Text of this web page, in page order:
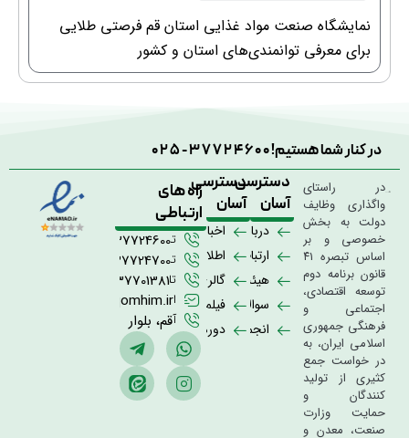
نمایشگاه صنعت مواد غذایی استان قم فرصتی طلایی
برای معرفی توانمندی‌های استان و کشور
در کنار شما هستیم!025-37724600
در راستای
واگذاری وظایف
دولت به بخش
خصوصی و بر
اساس تبصره ۴۱
قانون برنامه دوم
توسعه اقتصادی،
اجتماعی و
فرهنگی جمهوری
اسلامی ایران، به
در خواست جمع
کثیری از تولید
کنندگان و
حمایت وزارت
صنعت، معدن و
دسترسی
آسان
درباره
ما
ارتباط
با
هیئت
مدیره
سوالات
متداول
انجمن
دسترسی
آسان
اخبار
اطلاعیه
ها
گالری
تصاویر
فیلم
و
کلیپ
دوره
رویداد
راه های
ارتباطی
تلفن
02537724600
تلفن
02537724700
تلفن
02537701381
ایمیل
info@qomhim.ir
آدرس
قم، بلوار
15 خرداد